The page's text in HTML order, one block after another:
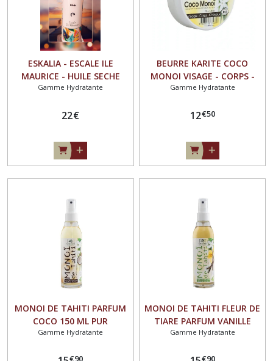
ESKALIA - ESCALE ILE
MAURICE - HUILE SECHE
CORPS - VISAGE - CHEVEUX -
VANILLE 100ML
Gamme Hydratante
22€
BEURRE KARITE COCO
MONOI VISAGE - CORPS -
CHEVEUX 135G
Gamme Hydratante
12€50
MONOI DE TAHITI PARFUM
COCO 150 ML PUR
APPELLATION D'ORIGINE
Gamme Hydratante
€90
MONOI DE TAHITI FLEUR DE
TIARE PARFUM VANILLE
150ML PUR APPELLATION
Gamme Hydratante
€90